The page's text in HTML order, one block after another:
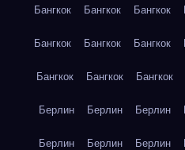
Бангкок Бангкок Бангкок
Бангкок Бангкок Бангкок
Бангкок Бангкок Бангкок
Берлин Берлин Берлин
Берлин Берлин Берлин